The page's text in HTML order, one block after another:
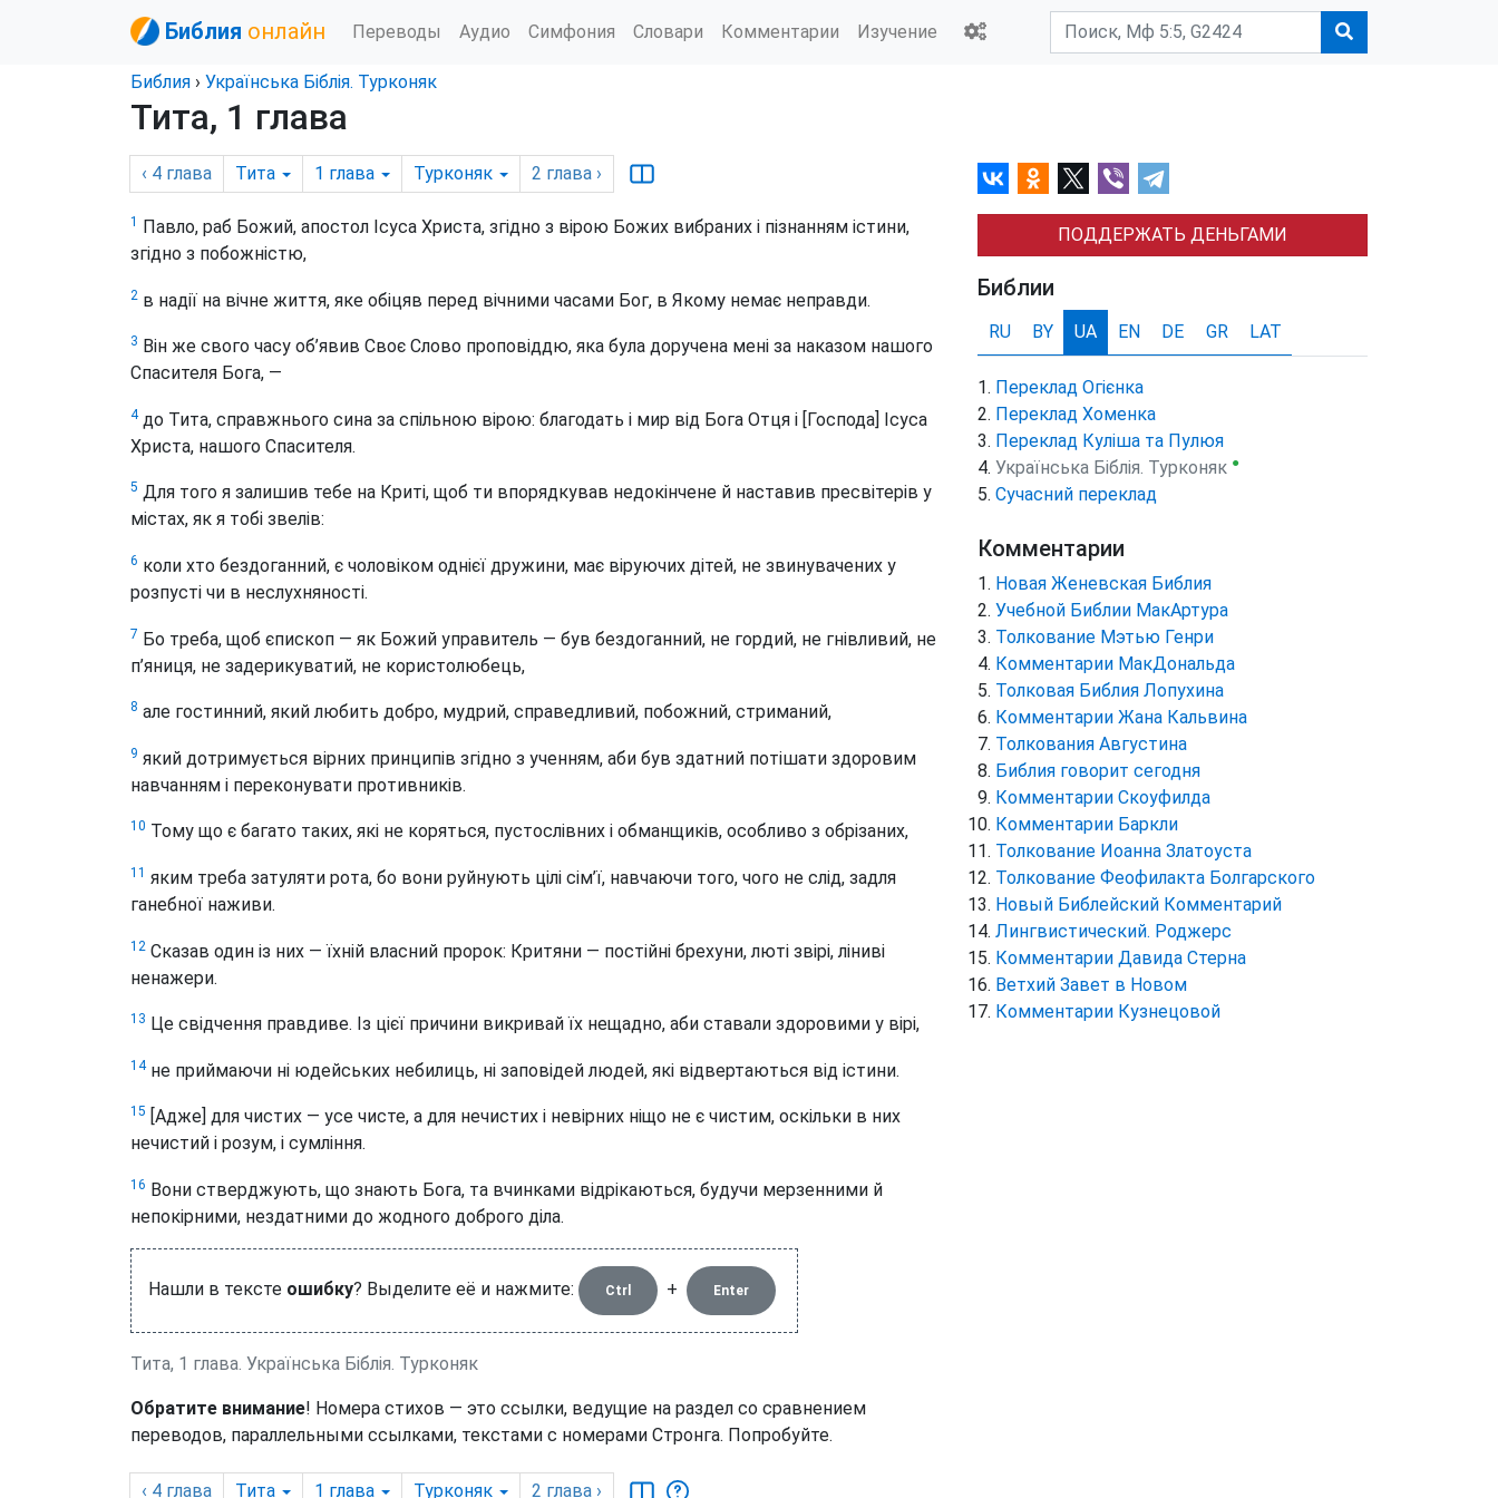
Библия онлайн Переводы Аудио Симфония Словари Комментарии Изучение
Библия › Українська Біблія. Турконяк
Тита, 1 глава
‹ 4 глава Тита 1 глава Турконяк 2 глава ›
1 Павло, раб Божий, апостол Ісуса Христа, згідно з вірою Божих вибраних і пізнанням істини,
згідно з побожністю,
2 в надії на вічне життя, яке обіцяв перед вічними часами Бог, в Якому немає неправди.
3 Він же свого часу об’явив Своє Слово проповіддю, яка була доручена мені за наказом нашого
Спасителя Бога, —
4до Тита, справжнього сина за спільною вірою: благодать і мир від Бога Отця і [Господа] Ісуса
Христа, нашого Спасителя.
5 Для того я залишив тебе на Криті, щоб ти впорядкував недокінчене й наставив пресвітерів у
містах, як я тобі звелів:
6 коли хто бездоганний, є чоловіком однієї дружини, має віруючих дітей, не звинувачених у
розпусті чи в неслухняності.
7 Бо треба, щоб єпископ — як Божий управитель — був бездоганний, не гордий, не гнівливий, не
п’яниця, не задерикуватий, не користолюбець,
8 але гостинний, який любить добро, мудрий, справедливий, побожний, стриманий,
9 який дотримується вірних принципів згідно з ученням, аби був здатний потішати здоровим
навчанням і переконувати противників.
10 Тому що є багато таких, які не коряться, пустослівних і обманщиків, особливо з обрізаних,
11 яким треба затуляти рота, бо вони руйнують цілі сім’ї, навчаючи того, чого не слід, задля
ганебної наживи.
12 Сказав один із них — їхній власний пророк: Критяни — постійні брехуни, люті звірі, ліниві
ненажери.
13 Це свідчення правдиве. Із цієї причини викривай їх нещадно, аби ставали здоровими у вірі,
14не приймаючи ні юдейських небилиць, ні заповідей людей, які відвертаються від істини.
15
[Адже] для чистих — усе чисте, а для нечистих і невірних ніщо не є чистим, оскільки в них
нечистий і розум, і сумління.
16 Вони стверджують, що знають Бога, та вчинками відрікаються, будучи мерзенними й
непокірними, нездатними до жодного доброго діла.
Нашли в тексте ошибку? Выделите её и нажмите: Ctrl + Enter
Тита, 1 глава. Українська Біблія. Турконяк
Обратите внимание! Номера стихов — это ссылки, ведущие на раздел со сравнением
переводов, параллельными ссылками, текстами с номерами Стронга. Попробуйте.
‹ 4 глава Тита 1 глава Турконяк 2 глава ›
ПОДДЕРЖАТЬ ДЕНЬГАМИ
Библии
RU BY UA EN DE GR LAT
Переклад Огієнка
Переклад Хоменка
Переклад Куліша та Пулюя
Українська Біблія. Турконяк ●
Сучасний переклад
Комментарии
Новая Женевская Библия
Учебной Библии МакАртура
Толкование Мэтью Генри
Комментарии МакДональда
Толковая Библия Лопухина
Комментарии Жана Кальвина
Толкования Августина
Библия говорит сегодня
Комментарии Скоуфилда
Комментарии Баркли
Толкование Иоанна Златоуста
Толкование Феофилакта Болгарского
Новый Библейский Комментарий
Лингвистический. Роджерс
Комментарии Давида Стерна
Ветхий Завет в Новом
Комментарии Кузнецовой